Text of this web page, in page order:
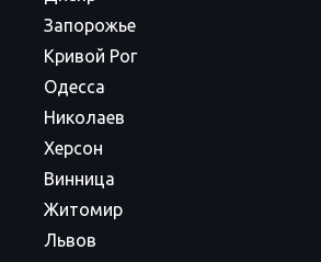
Запорожье
Кривой Рог
Одесса
Николаев
Херсон
Винница
Житомир
Львов